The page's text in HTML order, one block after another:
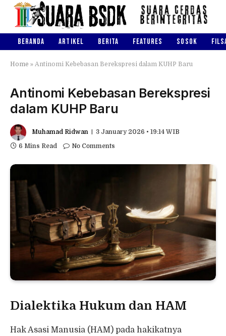
BERANDA ARTIKEL BERITA FEATURES SOSOK
Home » Antinomi Kebebasan Berekspresi dalam KUHP Baru
Antinomi Kebebasan Berekspresi
dalam KUHP Baru
Muhamad Ridwan
3 January 2026 • 19:14 WIB
6 Mins Read
No Comments
Dialektika Hukum dan HAM
Hak Asasi Manusia (HAM) pada hakikatnya